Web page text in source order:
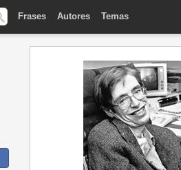
Frases Autores Temas